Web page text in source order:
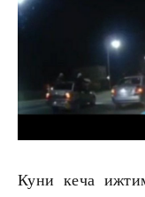
Куни кеча